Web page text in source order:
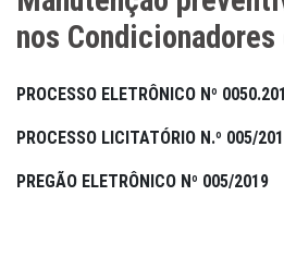
nos
PROCESSO ELETRÔNICO Nº
PROCESSO LICITATÓRIO N.º 005/
PREGÃO ELETRÔNICO Nº 005/2019